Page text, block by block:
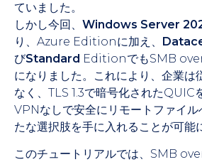
ていました。
しかし今回、 Windows Server
り、Azure Editionに加え、
びStandard EditionでもSMB
になりました。これにより、企業は
なく、TLS 1.3で暗号化されたQUIC
VPNなしで安全にリモートファイ
たな選択肢を手に入れることが可能
このチュートリアルでは、SMB